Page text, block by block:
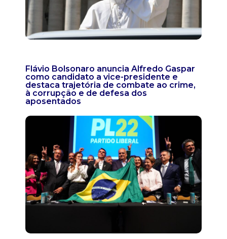
Flávio Bolsonaro anuncia Alfredo Gaspar
como candidato a vice-presidente e
destaca trajetória de combate ao crime,
à corrupção e de defesa dos
aposentados